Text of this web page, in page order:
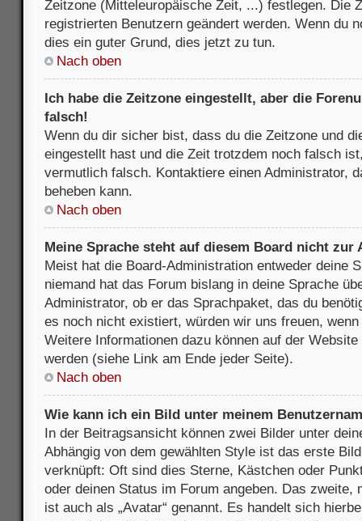
Zeitzone (Mitteleuropäische Zeit, ...) festlegen. Die
registrierten Benutzern geändert werden. Wenn du
dies ein guter Grund, dies jetzt zu tun.
Nach oben
Ich habe die Zeitzone eingestellt, aber die
falsch!
Wenn du dir sicher bist, dass du die Zeitzone und
eingestellt hast und die Zeit trotzdem noch falsch
vermutlich falsch. Kontaktiere einen Administrator,
beheben kann.
Nach oben
Meine Sprache steht auf diesem Board nicht zur
Meist hat die Board-Administration entweder deine
niemand hat das Forum bislang in deine Sprache
Administrator, ob er das Sprachpaket, das du
es noch nicht existiert, würden wir uns freuen,
Weitere Informationen dazu können auf der
werden (siehe Link am Ende jeder Seite).
Nach oben
Wie kann ich ein Bild unter meinem
In der Beitragsansicht können zwei Bilder unter
Abhängig von dem gewählten Style ist das erste
verknüpft: Oft sind dies Sterne, Kästchen oder
oder deinen Status im Forum angeben. Das zweite,
ist auch als „Avatar“ genannt. Es handelt sich